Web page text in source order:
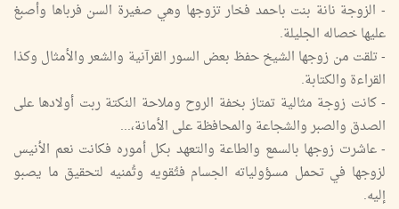
- الزوجة نانة بنت باحمد فخار تزوجها وهي صغيرة السن فرباها وأصبغ
عليها خصاله الجليلة.
- تلقت من زوجها الشيخ حفظ بعض السور القرآنية والشعر والأمثال وكذا
القراءة والكتابة.
- كانت زوجة مثالية تمتاز بخفة الروح وملاحة النكتة ربت أولادها على
الصدق والصبر والشجاعة والمحافظة على الأمانة،...
- عاشرت زوجها بالسمع والطاعة والتعهد بكل أموره فكانت نعم الأنيس
لزوجها في تحمل مسؤولياته الجسام فتُقويه وتُمنيه لتحقيق ما يصبو
إليه.